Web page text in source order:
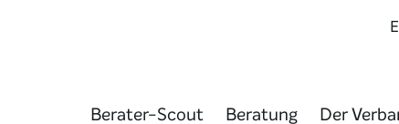
Berater-Scout Beratung Der